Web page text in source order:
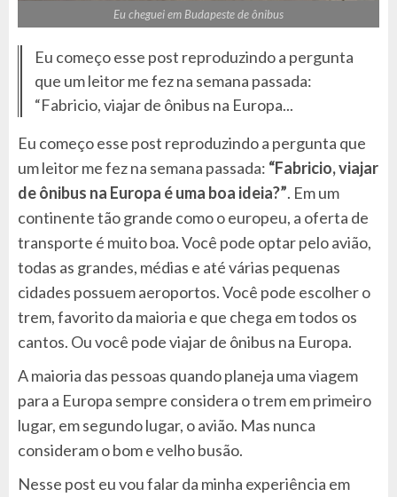
Eu cheguei em Budapeste de ônibus
Eu começo esse post reproduzindo a pergunta
que um leitor me fez na semana passada:
“Fabricio, viajar de ônibus na Europa...
Eu começo esse post reproduzindo a pergunta que
um leitor me fez na semana passada: “Fabricio, viajar
de ônibus na Europa é uma boa ideia?”. Em um
continente tão grande como o europeu, a oferta de
transporte é muito boa. Você pode optar pelo avião,
todas as grandes, médias e até várias pequenas
cidades possuem aeroportos. Você pode escolher o
trem, favorito da maioria e que chega em todos os
cantos. Ou você pode viajar de ônibus na Europa.
A maioria das pessoas quando planeja uma viagem
para a Europa sempre considera o trem em primeiro
lugar, em segundo lugar, o avião. Mas nunca
consideram o bom e velho busão.
Nesse post eu vou falar da minha experiência em